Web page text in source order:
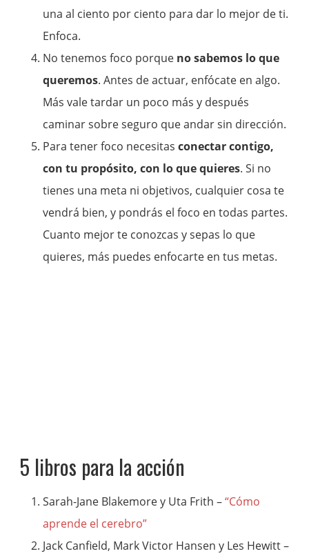
una al ciento por ciento para dar lo mejor de ti.
Enfoca.
No tenemos foco porque no sabemos lo que
queremos. Antes de actuar, enfócate en algo.
Más vale tardar un poco más y después
caminar sobre seguro que andar sin dirección.
Para tener foco necesitasconectar contigo,
con tu propósito, con lo que quieres. Si no
tienes una meta ni objetivos, cualquier cosa te
vendrá bien, y pondrás el foco en todas partes.
Cuanto mejor te conozcas y sepas lo que
quieres, más puedes enfocarte en tus metas.
5 libros para la acción
Sarah-Jane Blakemore y Uta Frith –“Cómo
aprende el cerebro”
Jack Canfield, Mark Victor Hansen y Les Hewitt –